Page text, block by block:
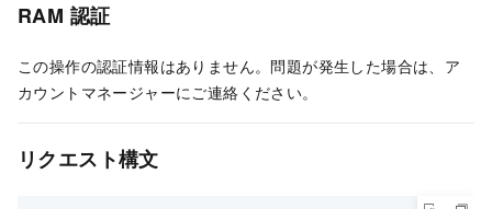
RAM 認証
この操作の認証情報はありません。問題が発生した場合は、ア
カウントマネージャーにご連絡ください。
リクエスト構文